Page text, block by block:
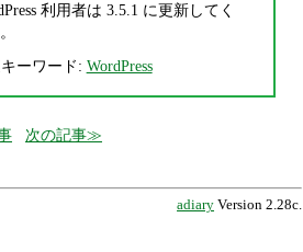
利用者は 3.5.1 に更新してく
ーワード: WordPress
次の記事
adiary Version 2.28c.